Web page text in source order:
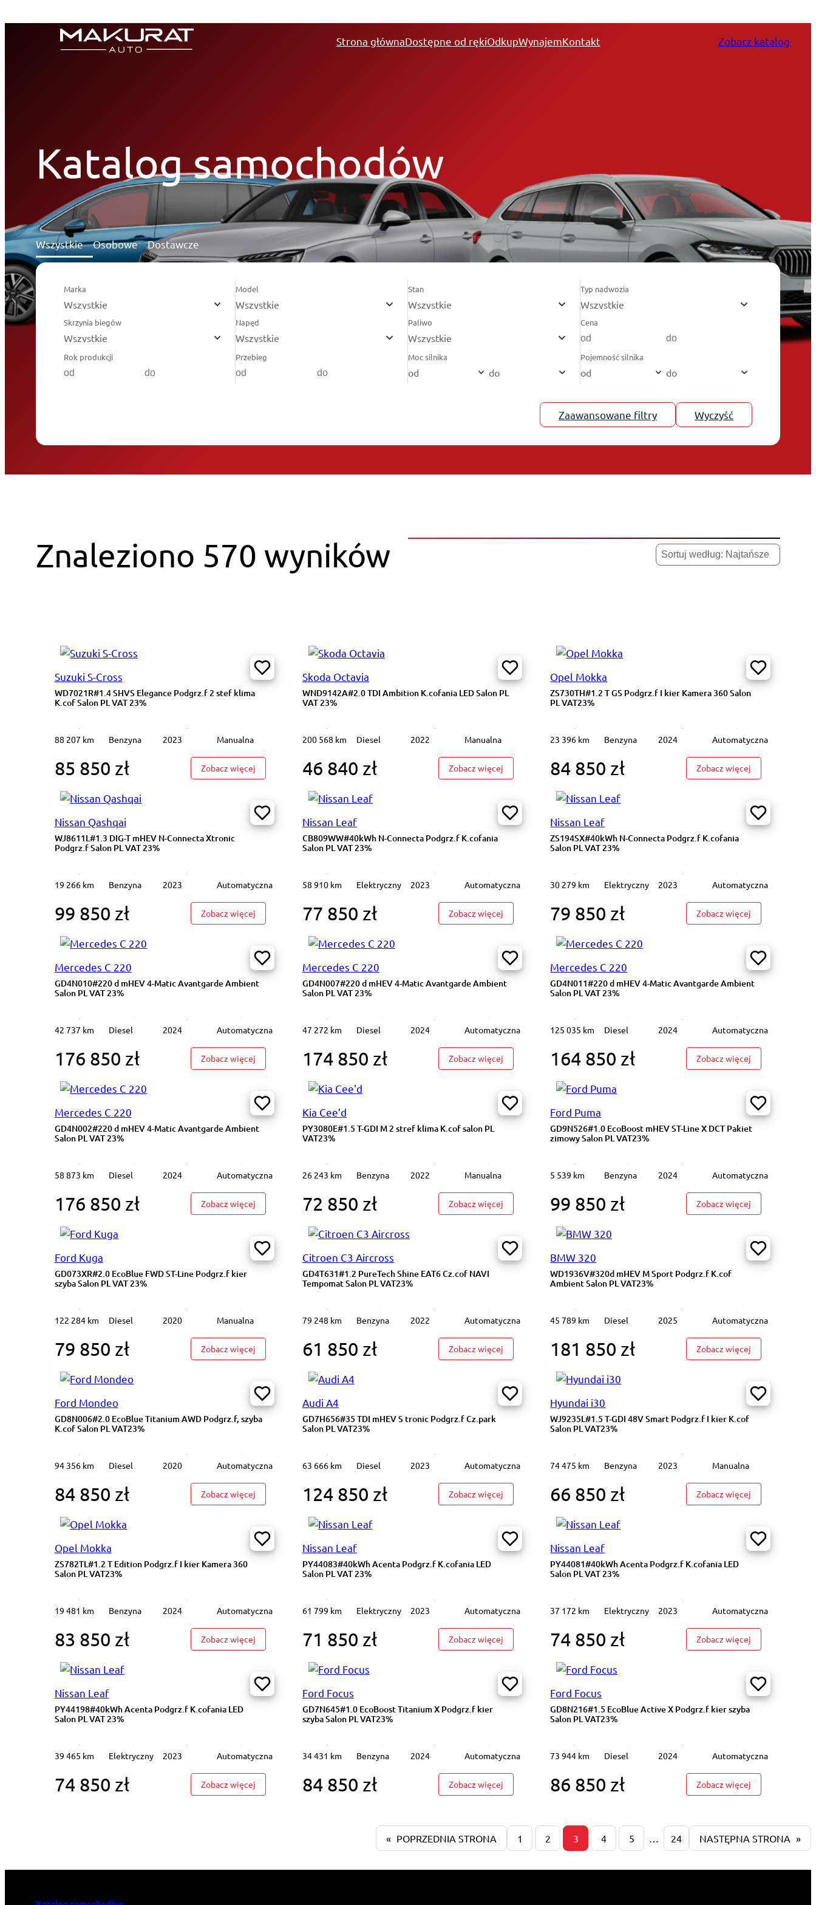
do
Strona głównaDostępne od rękiOdkupWynajemKontakt Zobacz katalog
Katalog samochodów
Wszystkie Osobowe Dostawcze
Marka
Wszystkie
Model
Wszystkie
Stan
Wszystkie
Typ nadwozia
Wszystkie
Skrzynia biegów
Wszystkie
Napęd
Wszystkie
Paliwo
Wszystkie
Cena
Rok produkcji Przebieg Moc silnika
od do
Pojemność silnika
od do
Zaawansowane filtry Wyczyść
Znaleziono 570 wyników
Suzuki S-Cross
WD7021R#1.4 SHVS Elegance Podgrz.f 2 stef klima
K.cof Salon PL VAT 23%
88 207 km Benzyna 2023 Manualna
85 850 zł Zobacz więcej: WD7021R#1.4 SHVS Elegance Podgrz.f 2 stef klima K.cof Salon PL VAT 23%
Skoda Octavia
WND9142A#2.0 TDI Ambition K.cofania LED Salon PL
VAT 23%
200 568 km Diesel 2022 Manualna
46 840 zł Zobacz więcej : WND9142A#2.0 TDI Ambition K.cofania LED Salon PL VAT 23%
Opel Mokka
ZS730TH#1.2 T GS Podgrz.f I kier Kamera 360 Salon
PL VAT23%
23 396 km Benzyna 2024 Automatyczna
84 850 zł Zobacz więcej
Nissan Qashqai
WJ8611L#1.3 DIG-T mHEV N-Connecta Xtronic
Podgrz.f Salon PL VAT 23%
19 266 km Benzyna 2023 Automatyczna
99 850 zł Zobacz więcej: WJ8611L#1.3 DIG-T mHEV N-Connecta Xtronic Podgrz.f Salon PL VAT 23%
Nissan Leaf
CB809WW#40kWh N-Connecta Podgrz.f K.cofania
Salon PL VAT 23%
58 910 km Elektryczny 2023 Automatyczna
77 850 zł Zobacz więcej : CB809WW#40kWh N-Connecta Podgrz.f K.cofania Salon PL VAT 23%
Nissan Leaf
ZS194SX#40kWh N-Connecta Podgrz.f K.cofania
Salon PL VAT 23%
30 279 km Elektryczny 2023 Automatyczna
79 850 zł Zobacz więcej
Mercedes C 220
GD4N010#220 d mHEV 4-Matic Avantgarde Ambient
Salon PL VAT 23%
42 737 km Diesel 2024 Automatyczna
176 850 zł Zobacz więcej: GD4N010#220 d mHEV 4-Matic Avantgarde Ambient Salon PL VAT 23%
Mercedes C 220
GD4N007#220 d mHEV 4-Matic Avantgarde Ambient
Salon PL VAT 23%
47 272 km Diesel 2024 Automatyczna
174 850 zł Zobacz więcej : GD4N007#220 d mHEV 4-Matic Avantgarde Ambient Salon PL VAT 23%
Mercedes C 220
GD4N011#220 d mHEV 4-Matic Avantgarde Ambient
Salon PL VAT 23%
125 035 km Diesel 2024 Automatyczna
164 850 zł Zobacz więcej
Mercedes C 220
GD4N002#220 d mHEV 4-Matic Avantgarde Ambient
Salon PL VAT 23%
58 873 km Diesel 2024 Automatyczna
176 850 zł Zobacz więcej: GD4N002#220 d mHEV 4-Matic Avantgarde Ambient Salon PL VAT 23%
Kia Cee’d
PY3080E#1.5 T-GDI M 2 stref klima K.cof salon PL
VAT23%
26 243 km Benzyna 2022 Manualna
72 850 zł Zobacz więcej : PY3080E#1.5 T-GDI M 2 stref klima K.cof salon PL VAT23%
Ford Puma
GD9N526#1.0 EcoBoost mHEV ST-Line X DCT Pakiet
zimowy Salon PL VAT23%
5 539 km Benzyna 2024 Automatyczna
99 850 zł Zobacz więcej
Ford Kuga
GD073XR#2.0 EcoBlue FWD ST-Line Podgrz.f kier
szyba Salon PL VAT 23%
122 284 km Diesel 2020 Manualna
79 850 zł Zobacz więcej: GD073XR#2.0 EcoBlue FWD ST-Line Podgrz.f kier szyba Salon PL VAT 23%
Citroen C3 Aircross
GD4T631#1.2 PureTech Shine EAT6 Cz.cof NAVI
Tempomat Salon PL VAT23%
79 248 km Benzyna 2022 Automatyczna
61 850 zł Zobacz więcej : GD4T631#1.2 PureTech Shine EAT6 Cz.cof NAVI Tempomat Salon PL VAT23%
BMW 320
WD1936V#320d mHEV M Sport Podgrz.f K.cof
Ambient Salon PL VAT23%
45 789 km Diesel 2025 Automatyczna
181 850 zł Zobacz więcej
Ford Mondeo
GD8N006#2.0 EcoBlue Titanium AWD Podgrz.f, szyba
K.cof Salon PL VAT23%
94 356 km Diesel 2020 Automatyczna
84 850 zł Zobacz więcej: GD8N006#2.0 EcoBlue Titanium AWD Podgrz.f, szyba K.cof Salon PL VAT23%
Audi A4
GD7H656#35 TDI mHEV S tronic Podgrz.f Cz.park
Salon PL VAT23%
63 666 km Diesel 2023 Automatyczna
124 850 zł Zobacz więcej : GD7H656#35 TDI mHEV S tronic Podgrz.f Cz.park Salon PL VAT23%
Hyundai i30
WJ9235L#1.5 T-GDI 48V Smart Podgrz.f I kier K.cof
Salon PL VAT23%
74 475 km Benzyna 2023 Manualna
66 850 zł Zobacz więcej
Opel Mokka
ZS782TL#1.2 T Edition Podgrz.f I kier Kamera 360
Salon PL VAT23%
19 481 km Benzyna 2024 Automatyczna
83 850 zł Zobacz więcej: ZS782TL#1.2 T Edition Podgrz.f I kier Kamera 360 Salon PL VAT23%
Nissan Leaf
PY44083#40kWh Acenta Podgrz.f K.cofania LED
Salon PL VAT 23%
61 799 km Elektryczny 2023 Automatyczna
71 850 zł Zobacz więcej : PY44083#40kWh Acenta Podgrz.f K.cofania LED Salon PL VAT 23%
Nissan Leaf
PY44081#40kWh Acenta Podgrz.f K.cofania LED
Salon PL VAT 23%
37 172 km Elektryczny 2023 Automatyczna
74 850 zł Zobacz więcej
Nissan Leaf
PY44198#40kWh Acenta Podgrz.f K.cofania LED
Salon PL VAT 23%
39 465 km Elektryczny 2023 Automatyczna
74 850 zł Zobacz więcej: PY44198#40kWh Acenta Podgrz.f K.cofania LED Salon PL VAT 23%
Ford Focus
GD7N645#1.0 EcoBoost Titanium X Podgrz.f kier
szyba Salon PL VAT23%
34 431 km Benzyna 2024 Automatyczna
84 850 zł Zobacz więcej : GD7N645#1.0 EcoBoost Titanium X Podgrz.f kier szyba Salon PL VAT23%
Ford Focus
GD8N216#1.5 EcoBlue Active X Podgrz.f kier szyba
Salon PL VAT23%
73 944 km Diesel 2024 Automatyczna
86 850 zł Zobacz więcej
« POPRZEDNIA STRONA 1 2 3 4 5 … 24 NASTĘPNA STRONA »